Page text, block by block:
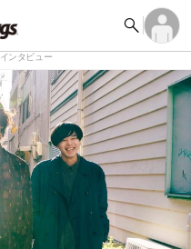







インタビュー